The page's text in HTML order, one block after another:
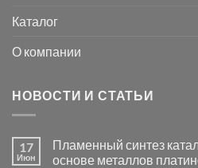
Каталог
О компании
НОВОСТИ И СТАТЬИ
17
Июн
Пламенный синтез
основе металлов